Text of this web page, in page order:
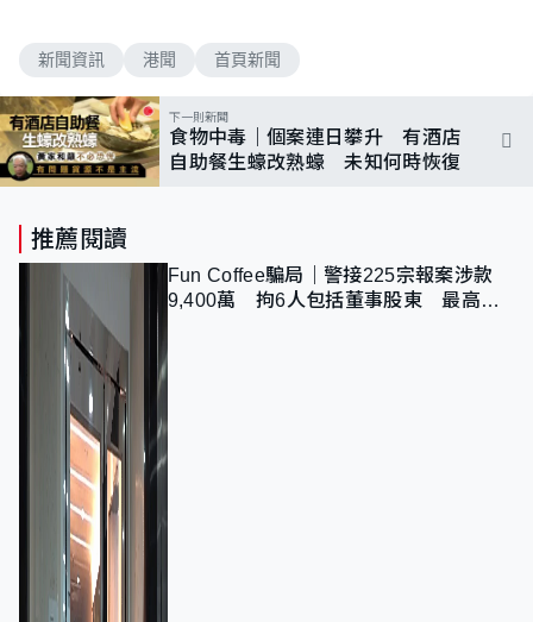
新聞資訊 港聞 首頁新聞
下一則新聞
食物中毒｜個案連日攀升 有酒店
自助餐生蠔改熟蠔 未知何時恢復
推薦閱讀
Fun Coffee騙局｜警接225宗報案涉款
9,400萬 拘6人包括董事股東 最高金